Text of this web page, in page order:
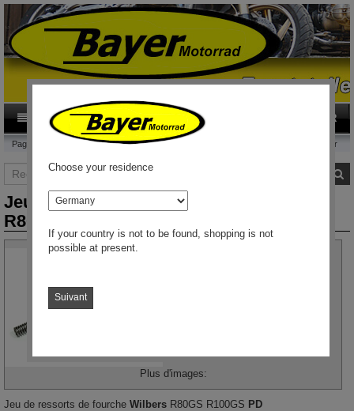
Category FR
Page d'accueil Jeu de ressorts de fourche Wilbers R80GS R100GS - Paris Dakar
Rechercher
Jeu de ressorts de fourche Wilbers
R80GS R100GS - Paris Dakar
Plus d'images:
Jeu de ressorts de fourche Wilbers R80GS R100GS PD
Choose your residence
pays
If your country is not to be found, shopping is not
possible at present.
Suivant